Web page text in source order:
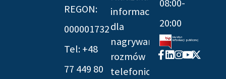
REGON:
000001732
Tel: +48
77 449 80
informacyjna
dla
nagrywania
rozmów
telefonicznych
08:00-
20:00
Facebook-
f
Linkedin
Instagram
Youtube
X-
twitter